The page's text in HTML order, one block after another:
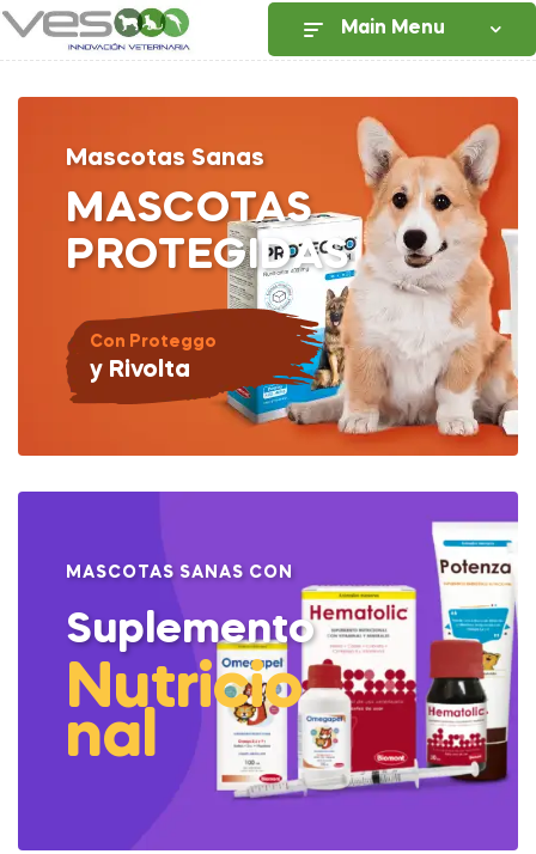
Main Menu
MASCOTAS
PROTEGIDAS
Mascotas Sanas
Con Proteggo
y Rivolta
MASCOTAS SANAS CON
Suplemento
Nutricio
nal